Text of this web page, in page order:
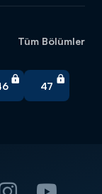
Tüm Bölümler
47